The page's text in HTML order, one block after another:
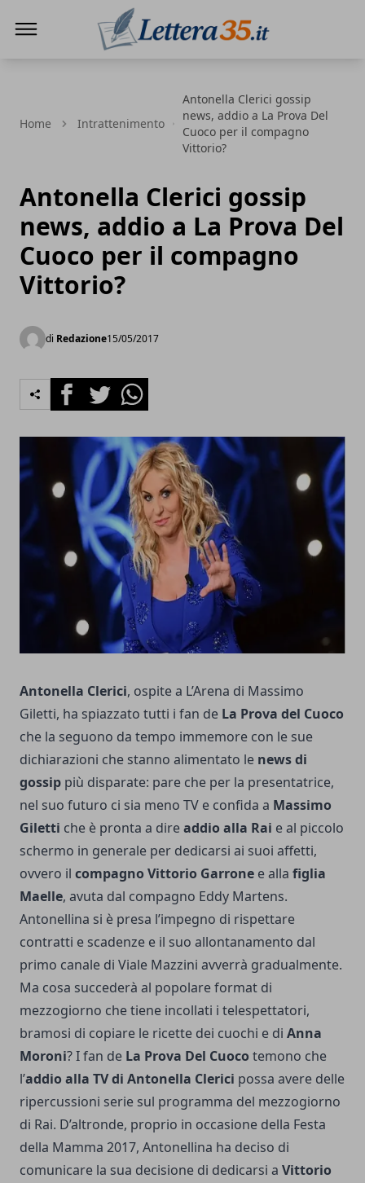
Home Intrattenimento
Antonella Clerici gossip
news, addio a La Prova Del
Cuoco per il compagno
Vittorio?
Antonella Clerici gossip
news, addio a La Prova Del
Cuoco per il compagno
Vittorio?
di Redazione15/05/2017
FacebookTwitterWhatsapp
Antonella Clerici, ospite a L’Arena di Massimo
Giletti, ha spiazzato tutti i fan de La Prova del Cuoco
che la seguono da tempo immemore con le sue
dichiarazioni che stanno alimentato le news di
gossip più disparate: pare che per la presentatrice,
nel suo futuro ci sia meno TV e confida a Massimo
Giletti che è pronta a direaddio alla Rai e al piccolo
schermo in generale per dedicarsi ai suoi affetti,
ovvero il compagno Vittorio Garrone e alla figlia
Maelle, avuta dal compagno Eddy Martens.
Antonellina si è presa l’impegno di rispettare
contratti e scadenze e il suo allontanamento dal
primo canale di Viale Mazzini avverrà gradualmente.
Ma cosa succederà al popolare format di
mezzogiorno che tiene incollati i telespettatori,
bramosi di copiare le ricette dei cuochi e di Anna
Moroni? I fan de La Prova Del Cuoco temono che
l’addio alla TV di Antonella Clerici possa avere delle
ripercussioni serie sul programma del mezzogiorno
di Rai. D’altronde, proprio in occasione della Festa
della Mamma 2017, Antonellina ha deciso di
comunicare la sua decisione di dedicarsi a Vittorio